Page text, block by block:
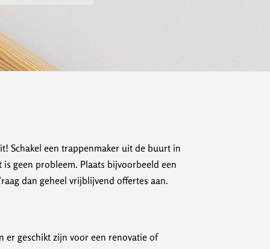
Schakel een trappenmaker uit de buurt in
geen probleem. Plaats bijvoorbeeld een
dan geheel vrijblijvend offertes aan.
er geschikt zijn voor een renovatie of